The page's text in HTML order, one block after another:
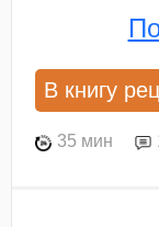
В книгу
35 мин